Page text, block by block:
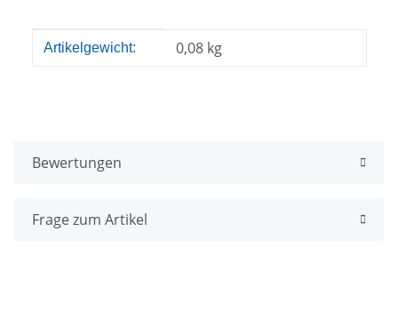
Produkteigenschaft
Wert
Artikelgewicht: 0,08 kg
Bewertungen
Frage zum Artikel